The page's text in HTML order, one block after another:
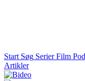
Start Søg Serier Film
Artikler